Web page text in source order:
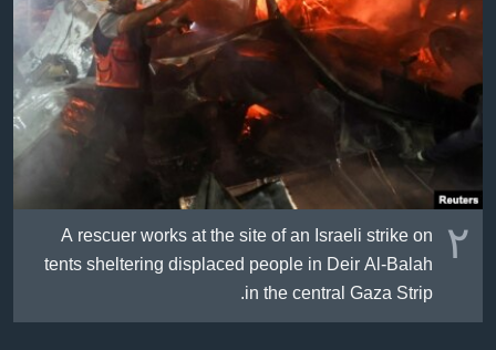
٢ A rescuer works at the site of an Israeli strike on
tents sheltering displaced people in Deir Al-Balah
in the central Gaza Strip.